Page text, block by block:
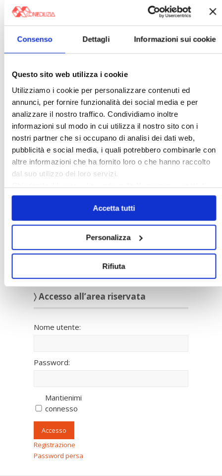
Consenso Dettagli Informazioni sui cookie
Questo sito web utilizza i cookie
Utilizziamo i cookie per personalizzare contenuti ed
annunci, per fornire funzionalità dei social media e per
analizzare il nostro traffico. Condividiamo inoltre
informazioni sul modo in cui utilizza il nostro sito con i
nostri partner che si occupano di analisi dei dati web,
pubblicità e social media, i quali potrebbero combinarle con
altre informazioni che ha fornito loro o che hanno raccolto
dal suo utilizzo dei loro servizi.
Chiudendo il banner cliccando sullaXverranno accettati
solo i cookie necessari.
Accetta tutti
Personalizza
Rifiuta
〉 Sedi Territoriali
〉 Accesso all’area riservata
Nome utente:
Password:
Mantienimi
connesso
Accesso
Registrazione
Password persa